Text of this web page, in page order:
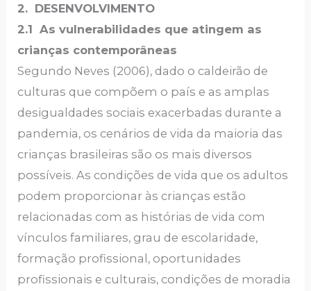
2. DESENVOLVIMENTO
2.1As vulnerabilidades que atingem as
crianças contemporâneas
Segundo Neves (2006), dado o caldeirão de
culturas que compõem o país e as amplas
desigualdades sociais exacerbadas durante a
pandemia, os cenários de vida da maioria das
crianças brasileiras são os mais diversos
possíveis. As condições de vida que os adultos
podem proporcionar às crianças estão
relacionadas com as histórias de vida com
vínculos familiares, grau de escolaridade,
formação profissional, oportunidades
profissionais e culturais, condições de moradia